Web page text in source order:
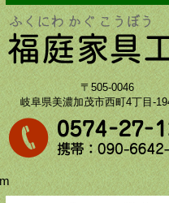
〒505-0046
岐阜県美濃加茂市西町4丁目-